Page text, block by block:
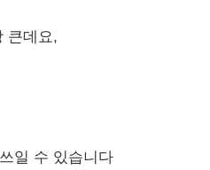
큰데요,
일 수 있습니다